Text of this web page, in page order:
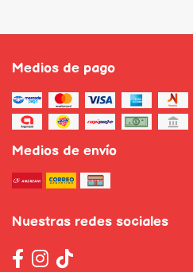
Medios de pago
Medios de envío
Nuestras redes sociales